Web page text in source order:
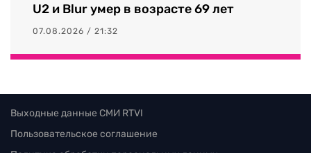
U2 и Blur умер в возрасте 69 лет
07.08.2026 / 21:32
Выходные данные СМИ RTVI
Пользовательское соглашение